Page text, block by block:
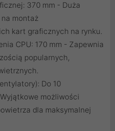
370 mm - Duża
montaż
kart graficznych na rynku.
CPU: 170 mm - Zapewnia
popularnych,
Do 10
możliwości
dla maksymalnej